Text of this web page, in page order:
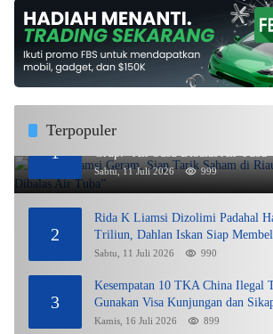
Terpopuler
1
Rida K Liamsi Geram, Siap Tarik
Grup: “Air Susu Dibalas Air Tuba”
Sabtu, 11 Juli 2026 999
2
Rida K Liamsi Dizolimi Padahal
Triliun, Dahlan Iskan Siap
Sabtu, 11 Juli 2026 990
3
Kesempatan 10 TKA China Ilegal
Gunakan Visa Kunjungan dan
Imigrasi Kepri?
Kamis, 16 Juli 2026 899